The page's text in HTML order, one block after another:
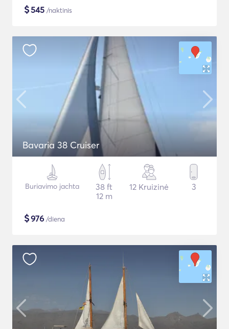
$545 /naktinis
Bavaria 38 Cruiser
Buriavimo jachta
38 ft
12 m
12 Kruizinė 3
$976 /diena